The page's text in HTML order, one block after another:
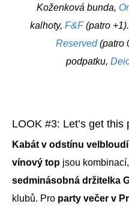
Koženková bunda,
kalhoty, F&F(patro
Reserved(patro
podpatku,
LOOK #3: Let’s get this
Kabát v odstínu
vínový top jsou
sedminásobná držitelka
klubů. Pro party večer v